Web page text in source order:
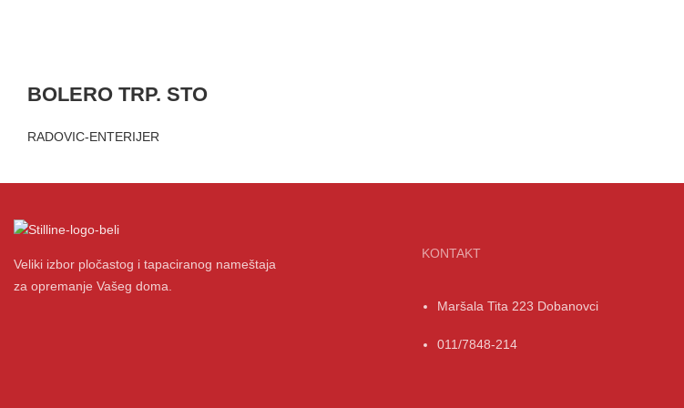
BOLERO TRP. STO
RADOVIC-ENTERIJER
Veliki izbor pločastog i tapaciranog nameštaja
za opremanje Vašeg doma.
KONTAKT
Maršala Tita 223 Dobanovci
011/7848-214